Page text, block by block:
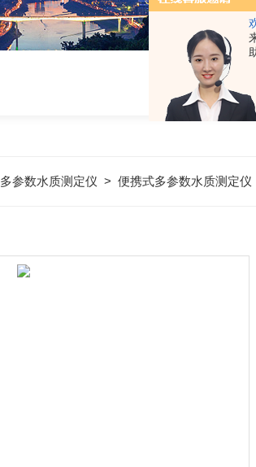
多参数水质测定仪 >便携式多参数水质测定仪